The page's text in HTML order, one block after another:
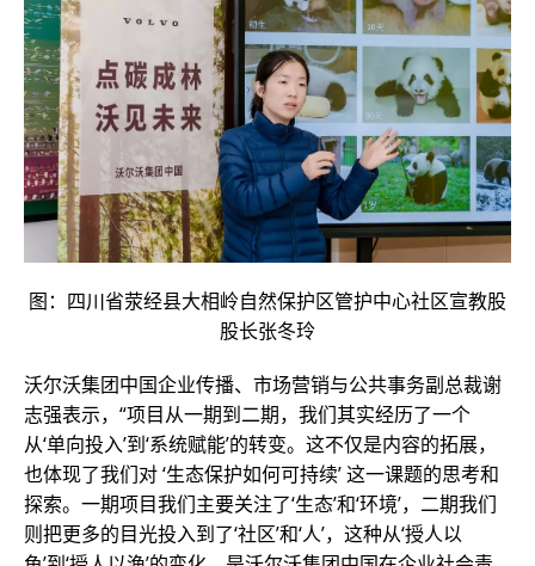
图：四川省荥经县大相岭自然保护区管护中心社区宣教股
股长张冬玲
沃尔沃集团中国企业传播、市场营销与公共事务副总裁谢
志强表示，“项目从一期到二期，我们其实经历了一个
从‘单向投入’到‘系统赋能’的转变。这不仅是内容的拓展，
也体现了我们对 ‘生态保护如何可持续’ 这一课题的思考和
探索。一期项目我们主要关注了‘生态’和‘环境’，二期我们
则把更多的目光投入到了‘社区’和‘人’，这种从‘授人以